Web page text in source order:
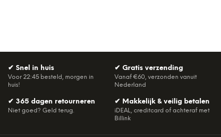
✔ Snel in huis
Voor 22:45 besteld, morgen in
huis!
✔ Gratis verzending
Vanaf €60, verzonden vanuit
Nederland
✔ 365 dagen retourneren
Niet goed? Geld terug.
✔ Makkelijk & veilig betalen
iDEAL, creditcard of achteraf met
Billink